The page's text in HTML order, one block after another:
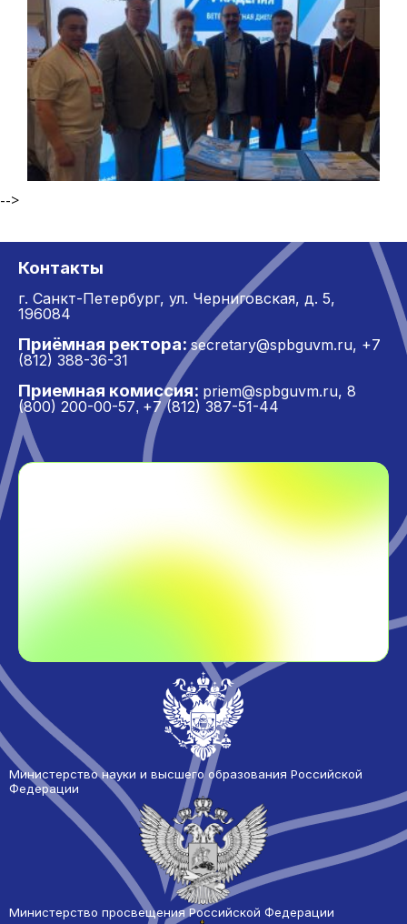
-->
Контакты
г. Санкт-Петербург, ул. Черниговская, д. 5,
196084
Приёмная ректора: secretary@spbguvm.ru, +7
(812) 388-36-31
Приемная комиссия: priem@spbguvm.ru, 8
(800) 200-00-57, +7 (812) 387-51-44
Министерство науки и высшего образования Российской
Федерации
Министерство просвещения Российской Федерации